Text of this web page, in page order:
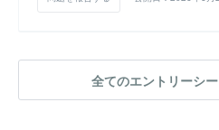
全てのエントリーシ